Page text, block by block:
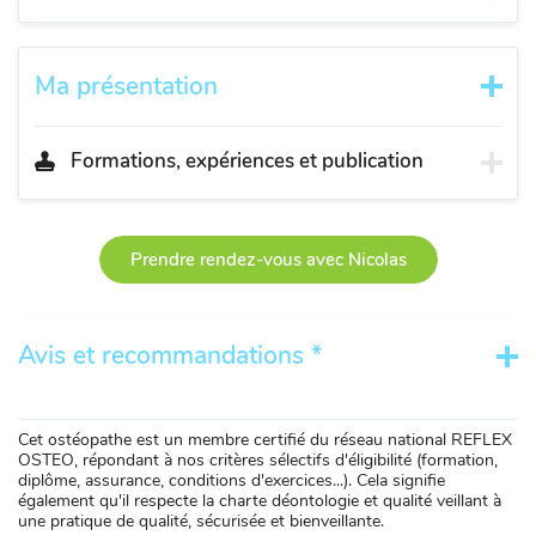
Ma présentation
Formations, expériences et publication
Prendre rendez-vous avec Nicolas
Avis et recommandations *
Cet ostéopathe est un membre certifié du réseau national REFLEX
OSTEO, répondant à nos critères sélectifs d'éligibilité (formation,
diplôme, assurance, conditions d'exercices...). Cela signifie
également qu'il respecte la charte déontologie et qualité veillant à
une pratique de qualité, sécurisée et bienveillante.